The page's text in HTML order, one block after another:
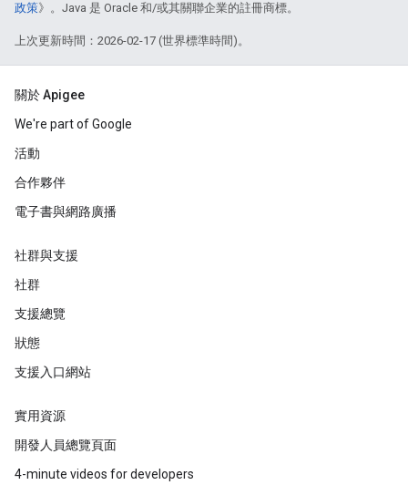
政策》。Java 是 Oracle 和/或其關聯企業的註冊商標。
上次更新時間：2026-02-17 (世界標準時間)。
關於 Apigee
We're part of Google
活動
合作夥伴
電子書與網路廣播
社群與支援
社群
支援總覽
狀態
支援入口網站
實用資源
開發人員總覽頁面
4-minute videos for developers